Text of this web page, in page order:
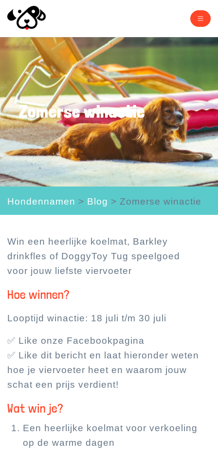
Zomerse winactie
Hondennamen > Blog > Zomerse winactie
Win een heerlijke koelmat, Barkley
drinkfles of DoggyToy Tug speelgoed
voor jouw liefste viervoeter
Hoe winnen?
Looptijd winactie: 18 juli t/m 30 juli
✅ Like onze Facebookpagina
✅ Like dit bericht en laat hieronder weten
hoe je viervoeter heet en waarom jouw
schat een prijs verdient!
Wat win je?
Een heerlijke koelmat voor verkoeling
op de warme dagen